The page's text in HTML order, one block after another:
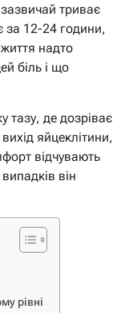
триває
за 12-24 години,
надто
біль і що
тазу, де дозріває
яйцеклітини,
відчувають
він
рівні